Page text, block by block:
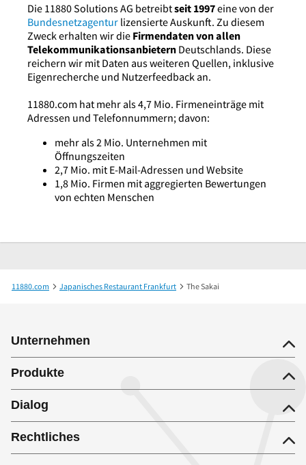
Die 11880 Solutions AG betreibtseit 1997eine von der
Bundesnetzagentur lizensierte Auskunft. Zu diesem
Zweck erhalten wir die Firmendaten von allen
Telekommunikationsanbietern Deutschlands. Diese
reichern wir mit Daten aus weiteren Quellen, inklusive
Eigenrecherche und Nutzerfeedback an.
11880.com hat mehr als 4,7 Mio. Firmeneinträge mit
Adressen und Telefonnummern; davon:
mehr als 2 Mio. Unternehmen mit
Öffnungszeiten
2,7 Mio. mit E-Mail-Adressen und Website
1,8 Mio. Firmen mit aggregierten Bewertungen
von echten Menschen
11880.com Japanisches Restaurant Frankfurt The Sakai
Unternehmen
Produkte
Dialog
Rechtliches